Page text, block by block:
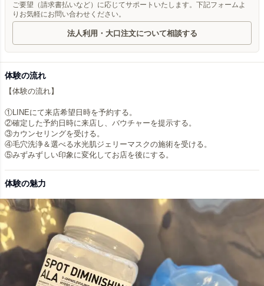
ご要望（請求書払いなど）に応じてサポートいたします。下記フォームよ
りお気軽にお問い合わせください。
法人利用・大口注文について相談する
体験の流れ
【体験の流れ】
①LINEにて来店希望日時を予約する。
②確定した予約日時に来店し、バウチャーを提示する。
③カウンセリングを受ける。
④毛穴洗浄＆選べる水光肌ジェリーマスクの施術を受ける。
体験の魅力